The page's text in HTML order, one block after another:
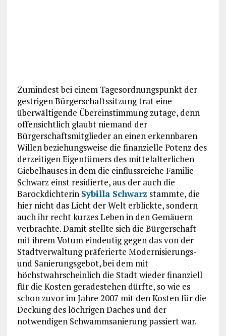
Zumindest bei einem Tagesordnungspunkt der
gestrigen Bürgerschaftssitzung trat eine
überwältigende Übereinstimmung zutage, denn
offensichtlich glaubt niemand der
Bürgerschaftsmitglieder an einen erkennbaren
Willen beziehungsweise die finanzielle Potenz des
derzeitigen Eigentümers des mittelalterlichen
Giebelhauses in dem die einflussreiche Familie
Schwarz einst residierte, aus der auch die
Barockdichterin Sybilla Schwarz stammte, die
hier nicht das Licht der Welt erblickte, sondern
auch ihr recht kurzes Leben in den Gemäuern
verbrachte. Damit stellte sich die Bürgerschaft
mit ihrem Votum eindeutig gegen das von der
Stadtverwaltung präferierte Modernisierungs-
und Sanierungsgebot, bei dem mit
höchstwahrscheinlich die Stadt wieder finanziell
für die Kosten geradestehen dürfte, so wie es
schon zuvor im Jahre 2007 mit den Kosten für die
Deckung des löchrigen Daches und der
notwendigen Schwammsanierung passiert war.